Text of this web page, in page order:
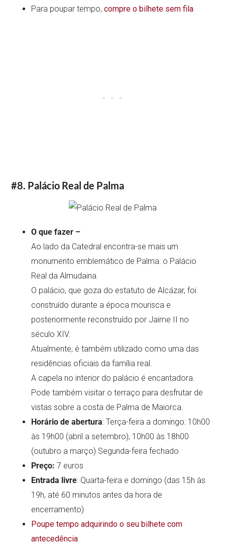
Para poupar tempo,compre o bilhete sem fila
#8. Palácio Real de Palma
O que fazer –
Ao lado da Catedral encontra-se mais um
monumento emblemático de Palma: o Palácio
Real da Almudaina.
O palácio, que goza do estatuto de Alcázar, foi
construído durante a época mourisca e
posteriormente reconstruído por Jaime II no
século XIV.
Atualmente, é também utilizado como uma das
residências oficiais da família real.
A capela no interior do palácio é encantadora.
Pode também visitar o terraço para desfrutar de
vistas sobre a costa de Palma de Maiorca.
Horário de abertura: Terça-feira a domingo: 10h00
às 19h00 (abril a setembro), 10h00 às 18h00
(outubro a março) Segunda-feira fechado
Preço: 7 euros
Entrada livre: Quarta-feira e domingo (das 15h às
19h, até 60 minutos antes da hora de
encerramento)
Poupe tempo adquirindo o seu bilhete com
antecedência